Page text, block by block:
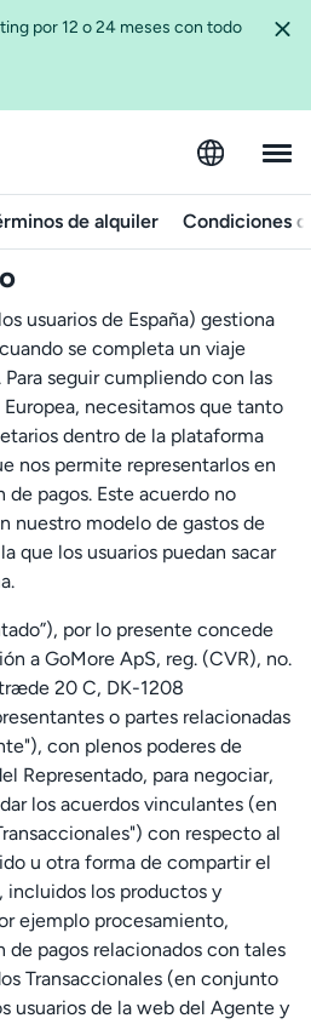
por 12 o 24 meses con todo
de alquiler Condiciones
usuarios de España) gestiona
se completa un viaje
seguir cumpliendo con las
necesitamos que tanto
dentro de la plataforma
nos permite representarlos en
pagos. Este acuerdo no
nuestro modelo de gastos de
que los usuarios puedan sacar
por lo presente concede
a GoMore ApS, reg. (CVR), no.
20 C, DK-1208
o partes relacionadas
con plenos poderes de
Representado, para negociar,
los acuerdos vinculantes (en
con respecto al
u otra forma de compartir el
incluidos los productos y
ejemplo procesamiento,
pagos relacionados con tales
Transaccionales (en conjunto
usuarios de la web del Agente y